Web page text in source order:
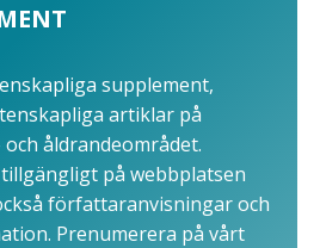
supplement,
artiklar på
åldrandeområdet.
på webbplatsen
författaranvisningar och
Prenumerera på vårt